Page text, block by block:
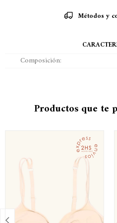
Métodos y
Composición
Productos que te
